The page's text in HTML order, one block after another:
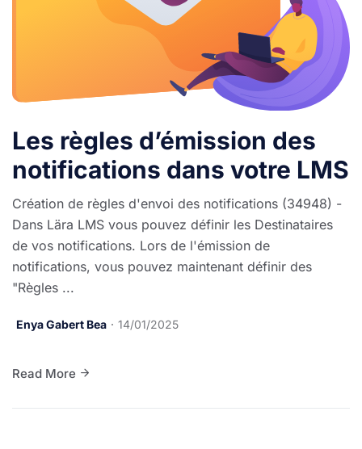
Les règles d’émission des
notifications dans votre LMS
Création de règles d'envoi des notifications (34948) -
Dans Lära LMS vous pouvez définir les Destinataires
de vos notifications. Lors de l'émission de
notifications, vous pouvez maintenant définir des
"Règles ...
Enya Gabert Bea 14/01/2025
Read More